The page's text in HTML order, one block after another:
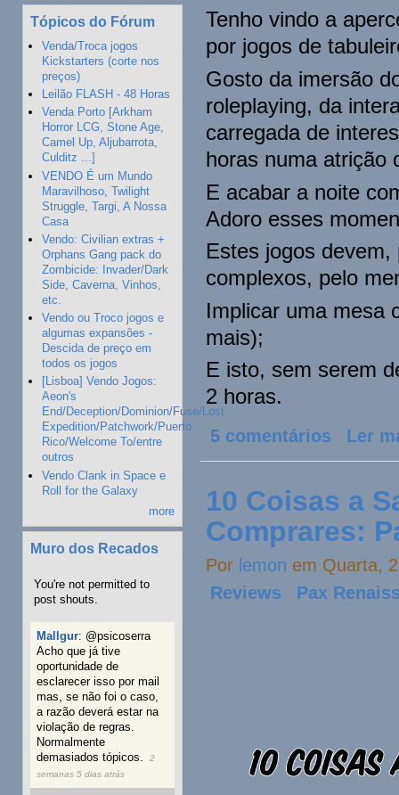
Tópicos do Fórum
Venda/Troca jogos
Kickstarters (corte nos
preços)
Leilão FLASH - 48 Horas
Venda Porto [Arkham
Horror LCG, Stone Age,
Camel Up, Aljubarrota,
Culditz ...]
VENDO É um Mundo
Maravilhoso, Twilight
Struggle, Targi, A Nossa
Casa
Vendo: Civilian extras +
Orphans Gang pack do
Zombicide: Invader/Dark
Side, Caverna, Vinhos,
etc.
Vendo ou Troco jogos e
algumas expansões -
Descida de preço em
todos os jogos
[Lisboa] Vendo Jogos:
Aeon's
End/Deception/Dominion/Fuse/Lost
Expedition/Patchwork/Puerto
Rico/Welcome To/entre
outros
Vendo Clank in Space e
Roll for the Galaxy
more
Muro dos Recados
You're not permitted to
post shouts.
Mallgur: @psicoserra
Acho que já tive
oportunidade de
esclarecer isso por mail
mas, se não foi o caso,
a razão deverá estar na
violação de regras.
Normalmente
demasiados tópicos.
2
semanas 5 dias atrás
Tenho vindo a
por jogos de
Gosto da imersão
roleplaying, da
carregada de
horas numa atrição
E acabar a noite
Adoro esses
Estes jogos
complexos, pelo
Implicar uma mesa
mais);
E isto, sem serem
2 horas.
5 comentários Ler
10 Coisas a
Comprares:
Por lemon em Quarta,
Reviews
Pax